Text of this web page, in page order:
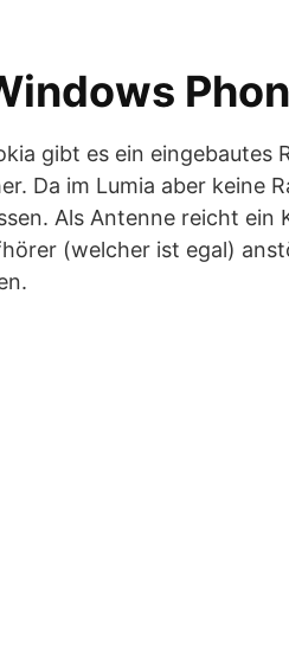
gibt es ein eingebautes
Da im Lumia aber keine
Als Antenne reicht ein
(welcher ist egal)